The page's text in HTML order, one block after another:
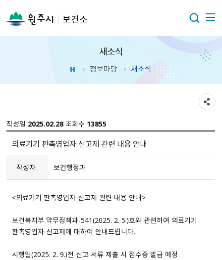
보건소
새소식
정보마당 새소식
작성일 2025.02.28 조회수 13855
의료기기 판촉영업자 신고제 관련 내용 안내
작성자 보건행정과
＜의료기기 판촉영업자 신고제 관련 내용 안내＞
보건복지부 약무정책과-541（2025. 2. 5.）호와 관련하여 의료기기
판촉영업자 신고제에 대하여 안내드립니다.
시행일（2025. 2. 9.）전 신고 서류 제출 시 접수증 발급 예정